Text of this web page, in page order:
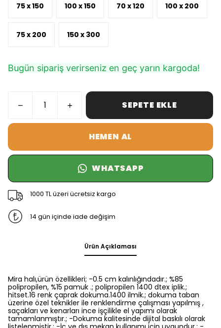
75 x 150 100 x 150 70 x 120 100 x 200
75 x 200 150 x 300
Bugün sipariş verirseniz en geç yarın kargoda!
SEPETE EKLE
HEMEN AL
WHATSAPP
1000 TL üzeri ücretsiz kargo
14 gün içinde iade değişim
Ürün Açıklaması
Mira halı,ürün özellikleri; -0.5 cm kalınlığındadır.; %85
polipropilen, %15 pamuk .; polipropilen 1400 dtex iplik.;
hitset.16 renk çaprak dokuma.1400 ilmik.; dokuma taban
üzerine özel teknikler ile renklendirme çalışması yapılmış ,
saçakları ve kenarları ince işçilikle el yapımı olarak
tamamlanmıştır.; -Dokuma kalitesinde dijital baskılı olarak